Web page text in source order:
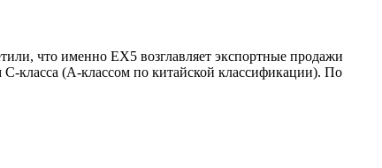
что именно EX5 возглавляет экспортные продажи
класса (A-классом по китайской классификации). По